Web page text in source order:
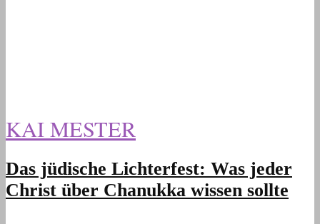
KAI MESTER
Das jüdische Lichterfest: Was jeder
Christ über Chanukka wissen sollte